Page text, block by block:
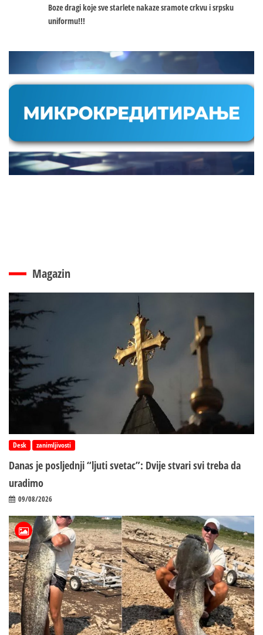
Boze dragi koje sve starlete nakaze sramote crkvu i srpsku
uniformu!!!
Magazin
Desk zanimljivosti
Danas je posljednji “ljuti svetac”: Dvije stvari svi treba da
uradimo
09/08/2026